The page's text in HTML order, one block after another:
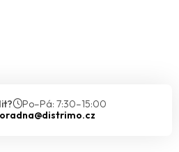
Po–Pá: 7:30–15:00